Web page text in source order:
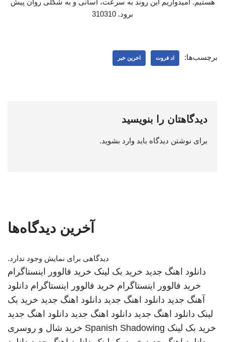
هستیم. امیدواریم این روند به سرعت، آسانی و به شکلی روان پیش
برود. 310310
برچسب‌ها: اد فروت اخرین خبر
دیدگاهتان را بنویسید
برای نوشتن دیدگاه باید وارد بشوید.
آخرین دیدگاه‌ها
دیدگاهی برای نمایش وجود ندارد.
دانلود اهنگ جدید خرید بک لینک خرید فالوور اینستاگرام
خرید فالوور اینستاگرام خرید فالوور اینستاگرام دانلود
آهنگ جدید دانلود اهنگ جدید دانلود اهنگ جدید خرید بک
لینک دانلود اهنگ جدید دانلود اهنگ جدید دانلود اهنگ جدید
خرید بک لینک Spanish Shadowing خرید شال و روسری